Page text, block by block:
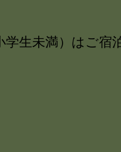
生未満）はご宿